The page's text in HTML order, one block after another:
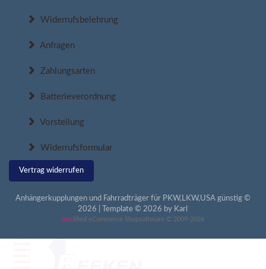
Widerrufsbelehrung
Anfragen
Zahlungsarten
Batterieverordnung
Vorstellung
Widerrufsformular
Vertrag widerrufen
Anhängerkupplungen und Fahrradträger für PKW,LKW,USA günstig ©
2026 | Template © 2026 by Karl
mod ified eCommerce Shopsoftware © 2009-2026